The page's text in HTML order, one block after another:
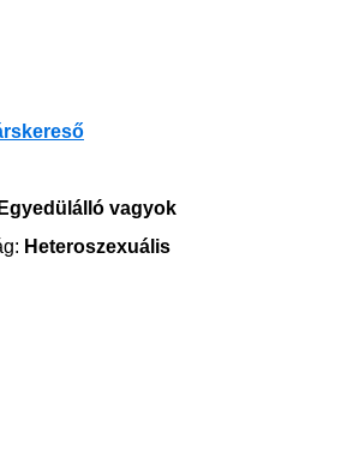
Egyedülálló vagyok
Heteroszexuális